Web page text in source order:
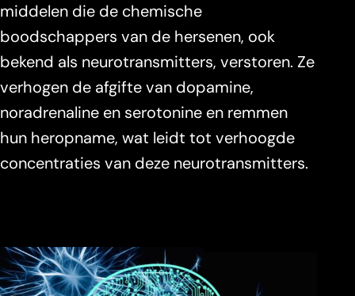
middelen die de chemische
boodschappers van de hersenen, ook
bekend als neurotransmitters, verstoren. Ze
verhogen de afgifte van dopamine,
noradrenaline en serotonine en remmen
hun heropname, wat leidt tot verhoogde
concentraties van deze neurotransmitters.